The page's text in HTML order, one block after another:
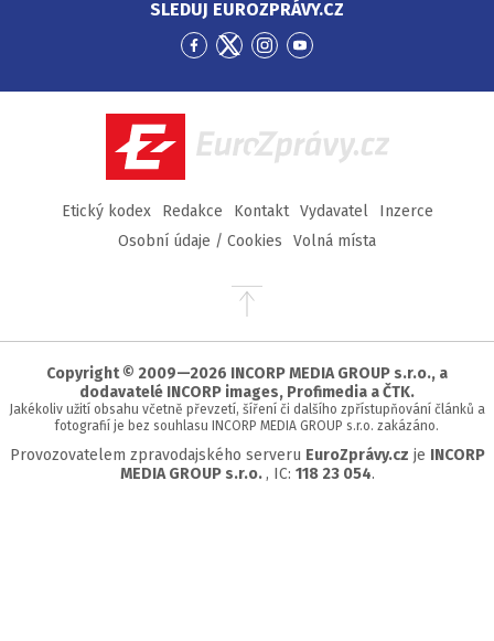
SLEDUJ EUROZPRÁVY.CZ
Přejít
Facebook
Přejít
Twitter
Přejít
Instagram
Přejít
YouTube
EuroZprávy.cz
Etický kodex Redakce Kontakt Vydavatel
Inzerce
Osobní údaje / Cookies
Volná místa
Přejít
stránky
Copyright © 2009—2026 INCORP MEDIA GROUP s.r.o., a
dodavatelé INCORP images, Profimedia a ČTK.
Jakékoliv užití obsahu včetně převzetí, šíření či dalšího zpřístupňování článků a
fotografií je bez souhlasu INCORP MEDIA GROUP s.r.o. zakázáno.
Provozovatelem zpravodajského serveru EuroZprávy.cz je INCORP
MEDIA GROUP s.r.o. , IC: 118 23 054.